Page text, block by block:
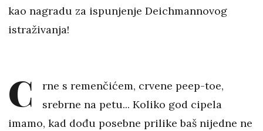
kao nagradu za ispunjenje Deichmannovog
istraživanja!
C
rne s remenčićem, crvene peep-toe,
srebrne na petu... Koliko god cipela
imamo, kad dođu posebne prilike baš nijedne ne